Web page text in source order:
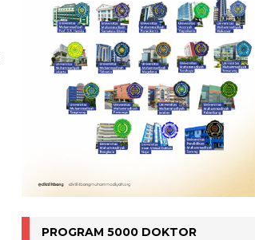
PROGRAM 5000 DOKTOR